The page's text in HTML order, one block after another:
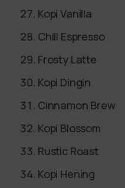
Kopi Vanilla
Chill Espresso
Frosty Latte
Kopi Dingin
Cinnamon Brew
Kopi Blossom
Rustic Roast
Kopi Hening